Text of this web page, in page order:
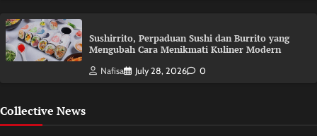
Sushirrito, Perpaduan Sushi dan Burrito yang
Mengubah Cara Menikmati Kuliner Modern
Nafisa July 28, 2026 0
Collective News